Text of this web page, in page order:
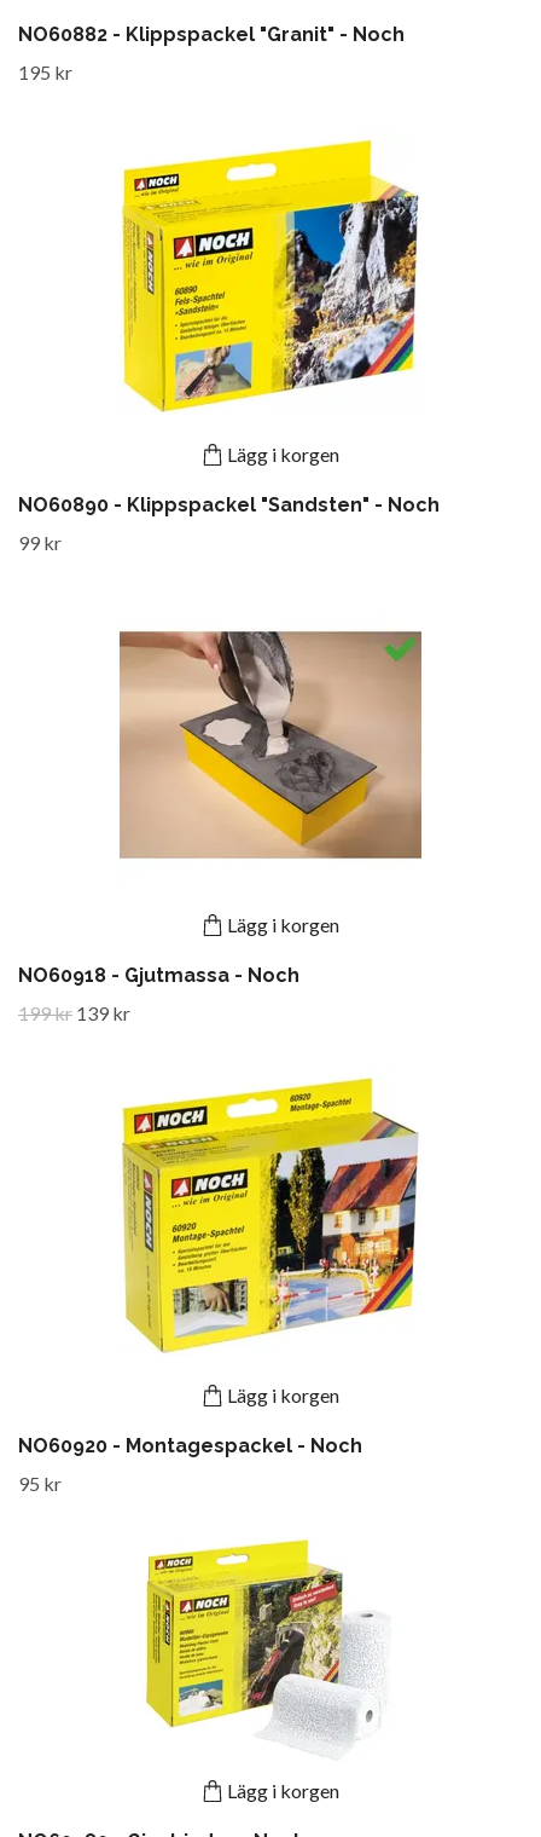
NO60882 - Klippspackel "Granit" - Noch
195 kr
Lägg i korgen
NO60890 - Klippspackel "Sandsten" - Noch
99 kr
Lägg i korgen
NO60918 - Gjutmassa - Noch
199 kr 139 kr
Lägg i korgen
NO60920 - Montagespackel - Noch
95 kr
Lägg i korgen